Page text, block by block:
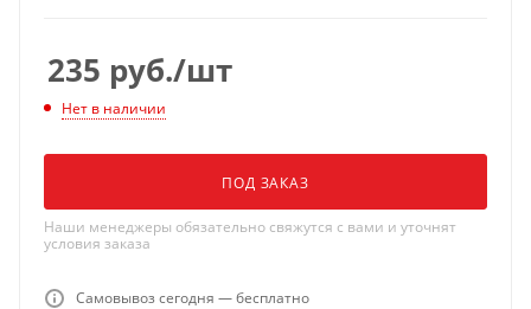
235 руб./шт
Нет в наличии
ПОД ЗАКАЗ
Наши менеджеры обязательно свяжутся с вами и уточнят
условия заказа
Самовывоз сегодня — бесплатно